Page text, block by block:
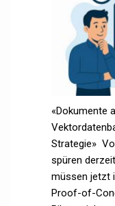
«Dokumente
Strategie»
spüren
müssen jetzt
Proof-of-